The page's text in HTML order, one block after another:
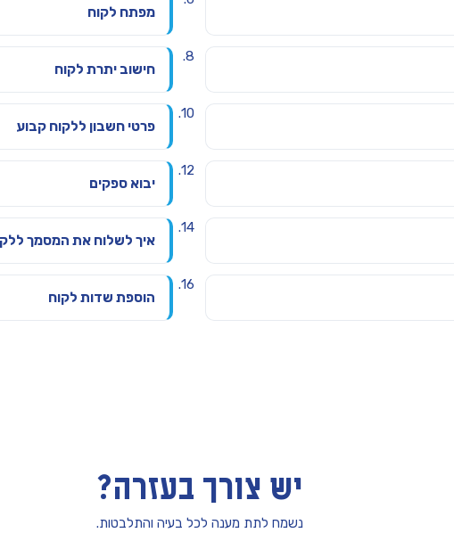
מפתח לקוח
חישוב יתרת לקוח
פרטי חשבון ללקוח קבוע
יבוא ספקים
איך לשלוח את המסמך
הוספת שדות לקוח
יש צורך בעזרה?
נשמח לתת מענה לכל בעיה והתלבטות.